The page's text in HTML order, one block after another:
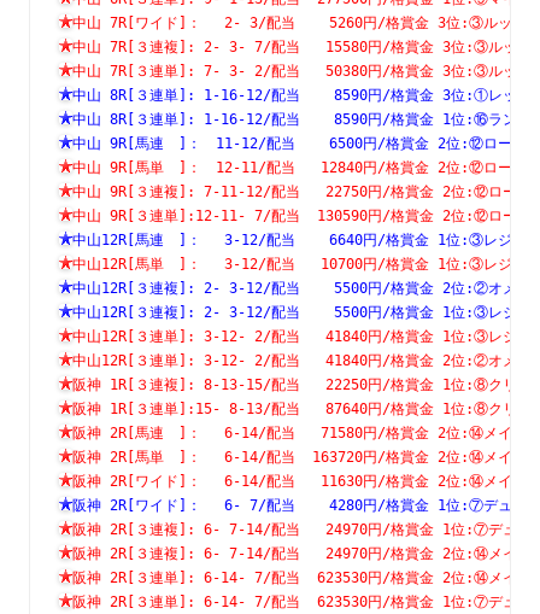
中山 7R[ワイド]：　 2- 3/配当    5260円/格賞金 3位:③ルックス
中山 7R[３連複]: 2- 3- 7/配当   15580円/格賞金 3位:③ルックス
中山 7R[３連単]: 7- 3- 2/配当   50380円/格賞金 3位:③ルックス
中山 8R[３連単]: 1-16-12/配当    8590円/格賞金
中山 8R[３連単]: 1-16-12/配当    8590円/格
中山 9R[馬連　]：　11-12/配当    6500円/格賞金 2位:⑫ロードゴ
中山 9R[馬単　]：　12-11/配当   12840円/格賞金 2位:⑫ロードゴ
中山 9R[３連複]: 7-11-12/配当   22750円/格賞金 2位:⑫ロードゴ
中山 9R[３連単]:12-11- 7/配当  130590円/格賞金 2位:⑫ロードゴ
中山12R[馬連　]：　 3-12/配当    6640円/格賞金 1位:③レジーナ
中山12R[馬単　]：　 3-12/配当   10700円/格賞金 1位:③レジーナ
中山12R[３連複]: 2- 3-12/配当    5500円/格賞金 2位:②オメガラ
中山12R[３連複]: 2- 3-12/配当    5500円/格賞金 1位:③レジーナ
中山12R[３連単]: 3-12- 2/配当   41840円/格賞金 1位:③レジーナ
中山12R[３連単]: 3-12- 2/配当   41840円/格賞金 2位:②オメガラ
阪神 1R[３連複]: 8-13-15/配当   22250円/格賞金 1位
阪神 1R[３連単]:15- 8-13/配当   87640円/格賞金 1位
阪神 2R[馬連　]：　 6-14/配当   71580円/格賞金 2
阪神 2R[馬単　]：　 6-14/配当  163720円/格賞金 2
阪神 2R[ワイド]：　 6-14/配当   11630円/格賞金 2
阪神 2R[ワイド]：　 6- 7/配当    4280円/格賞金
阪神 2R[３連複]: 6- 7-14/配当   24970円/格賞金
阪神 2R[３連複]: 6- 7-14/配当   24970円/格賞金 2
阪神 2R[３連単]: 6-14- 7/配当  623530円/格賞金 2
阪神 2R[３連単]: 6-14- 7/配当  623530円/格賞金